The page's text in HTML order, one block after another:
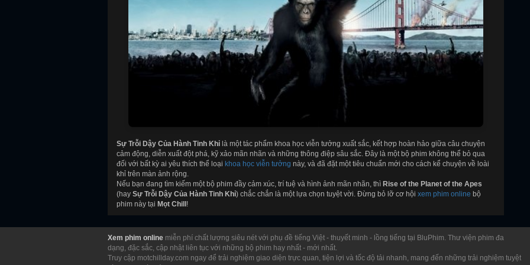
Sự Trỗi Dậy Của Hành Tinh Khỉ là một tác phẩm khoa học viễn tưởng xuất sắc, kết hợp hoàn hảo giữa câu chuyện
cảm động, diễn xuất đột phá, kỹ xảo mãn nhãn và những thông điệp sâu sắc. Đây là một bộ phim không thể bỏ qua
đối với bất kỳ ai yêu thích thể loại khoa học viễn tưởng này, và đã đặt một tiêu chuẩn mới cho cách kể chuyện về loài
khỉ trên màn ảnh rộng.
Nếu bạn đang tìm kiếm một bộ phim đầy cảm xúc, trí tuệ và hình ảnh mãn nhãn, thì Rise of the Planet of the Apes
(hay Sự Trỗi Dậy Của Hành Tinh Khỉ) chắc chắn là một lựa chọn tuyệt vời. Đừng bỏ lỡ cơ hội xem phim online bộ
phim này tại Mọt Chill !
Xem phim online miễn phí chất lượng siêu nét với phụ đề tiếng Việt - thuyết minh - lồng tiếng tại BluPhim. Thư viện phim đa
dạng, đặc sắc, cập nhật liên tục với những bộ phim hay nhất - mới nhất.
Truy cập motchillday.com ngay để trải nghiệm giao diện trực quan, tiện lợi và tốc độ tải nhanh, mang đến những trải nghiệm tuyệt